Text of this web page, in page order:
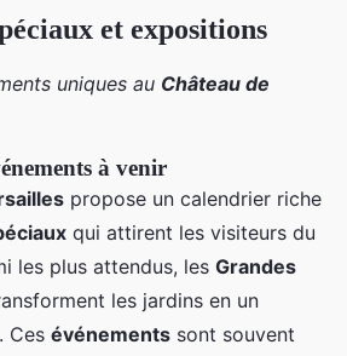
et expositions
uniques au Château de
à venir
propose un calendrier riche
qui attirent les visiteurs du
les plus attendus, les Grandes
les jardins en un
Ces événements sont souvent